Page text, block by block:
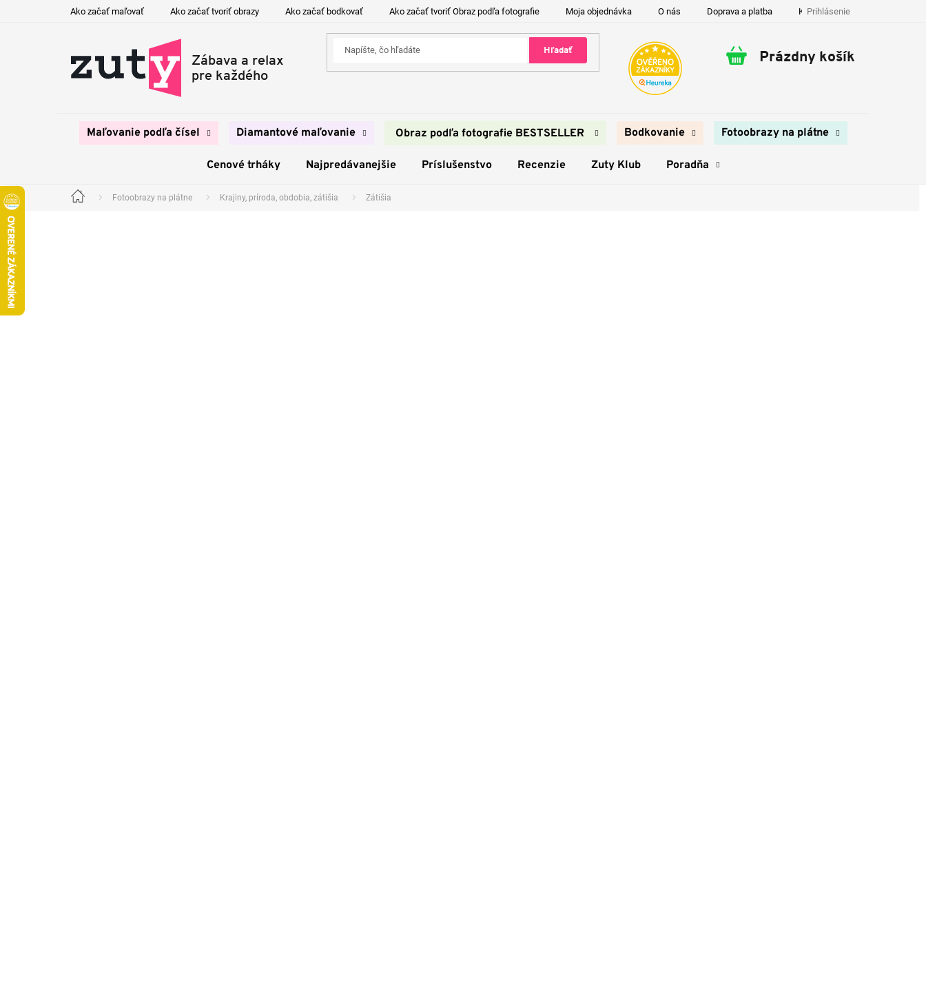
Ako začať maľovať Ako začať tvoriť obrazy Ako začať bodkovať Ako začať tvoriť Obraz podľa fotografie Moja objednávka O nás Doprava a platba Kontakty
Prihlásenie
Hľadať
Nákupný
Prázdny košík
Maľovanie podľa čísel Diamantové maľovanie Obraz podľa fotografie BESTSELLER Bodkovanie Fotoobrazy na plátne
Cenové trháky Najpredávanejšie Príslušenstvo Recenzie Zuty Klub Poradňa
Domov Fotoobrazy na plátne Krajiny, príroda, obdobia, zátišia Zátišia